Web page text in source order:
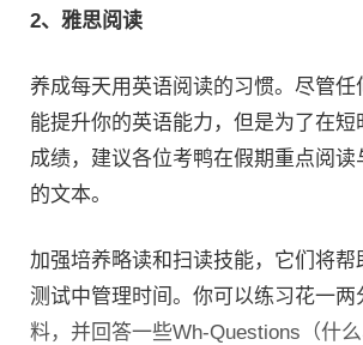
2、雅思阅读
养成每天用英语阅读的习惯。尽管任
能提升你的英语能力，但是为了在短
成绩，建议各位考鸭在假期重点阅读
的文本。
加强培养略读和扫读技能，它们将帮
测试中管理时间。你可以练习花一
料，并回答一些Wh-Questions（什么